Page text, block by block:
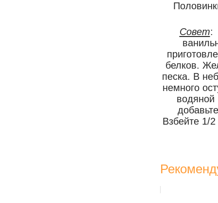
Совет:
белков.
песка. В
немного
водяной
Взбейте 1/